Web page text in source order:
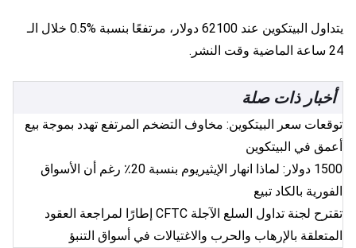
يتداول البيتكوين عند 62100 دولار، مرتفعًا بنسبة %0.5 خلال الـ
24 ساعة الماضية وقت النشر.
أخبار ذات صلة
توقعات سعر البيتكوين: مخاوف التضخم المرتفع تهدد بموجة بيع
أعمق في البيتكوين
1500 دولار: لماذا انهار الإيثيريوم بنسبة 20٪ رغم أن الأسواق
الفورية بالكاد تبيع
تقترح لجنة تداول السلع الآجلة CFTC إطارًا لمراجعة العقود
المتعلقة بالإرهاب والحرب والاغتيالات في أسواق التنبؤ